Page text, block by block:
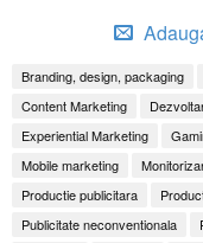
Branding, design, packaging
Content Marketing
Experiential Marketing
Mobile marketing
Productie publicitara
Publicitate neconventionala